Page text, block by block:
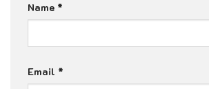
Name *
Email *